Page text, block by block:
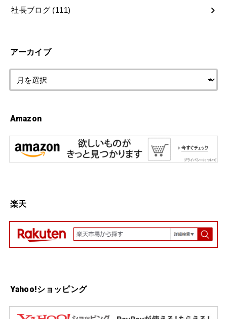
社長ブログ (111)
アーカイブ
Amazon
楽天
Yahoo!ショッピング